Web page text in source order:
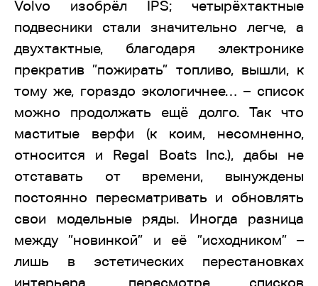
Volvo изобрёл IPS; четырёхтактные
подвесники стали значительно легче, а
двухтактные, благодаря электронике
прекратив ”пожирать” топливо, вышли, к
тому же, гораздо экологичнее… – список
можно продолжать ещё долго. Так что
маститые верфи (к коим, несомненно,
относится и Regal Boats Inc.), дабы не
отставать от времени, вынуждены
постоянно пересматривать и обновлять
свои модельные ряды. Иногда разница
между ”новинкой” и её ”исходником” –
лишь в эстетических перестановках
интерьера, пересмотре списков